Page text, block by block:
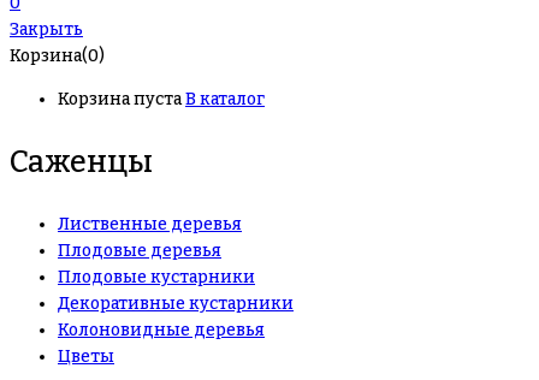
Закрыть
Корзина(0)
Корзина пустаВ каталог
Саженцы
Лиственные деревья
Плодовые деревья
Плодовые кустарники
Декоративные кустарники
Колоновидные деревья
Цветы